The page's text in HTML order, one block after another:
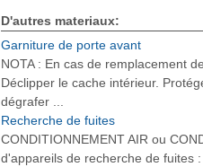
D'autres materiaux:
Garniture de porte avant
NOTA : En cas de remplacement
Déclipper le cache intérieur.
dégrafer ...
Recherche de fuites
CONDITIONNEMENT AIR ou
d'appareils de recherche de fuites